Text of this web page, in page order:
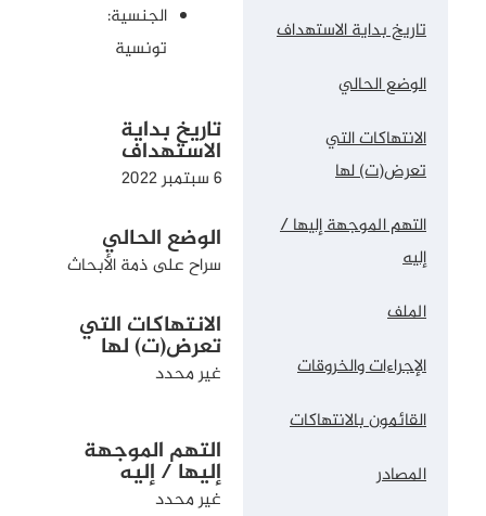
تاريخ بداية الاستهداف
الوضع الحالي
الانتهاكات التي
تعرض(ت) لها
التهم الموجهة إليها /
إليه
الملف
الإجراءات والخروقات
القائمون بالانتهاكات
المصادر
الجنسية:
تونسية
تاريخ بداية
الاستهداف
6 سبتمبر 2022
الوضع الحالي
سراح على ذمة الأبحاث
الانتهاكات التي
تعرض(ت) لها
غير محدد
التهم الموجهة
إليها / إليه
غير محدد